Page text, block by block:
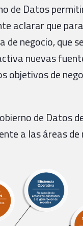
de Datos
aclarar que
negocio, que
nuevas
objetivos de
de Datos
a las áreas de